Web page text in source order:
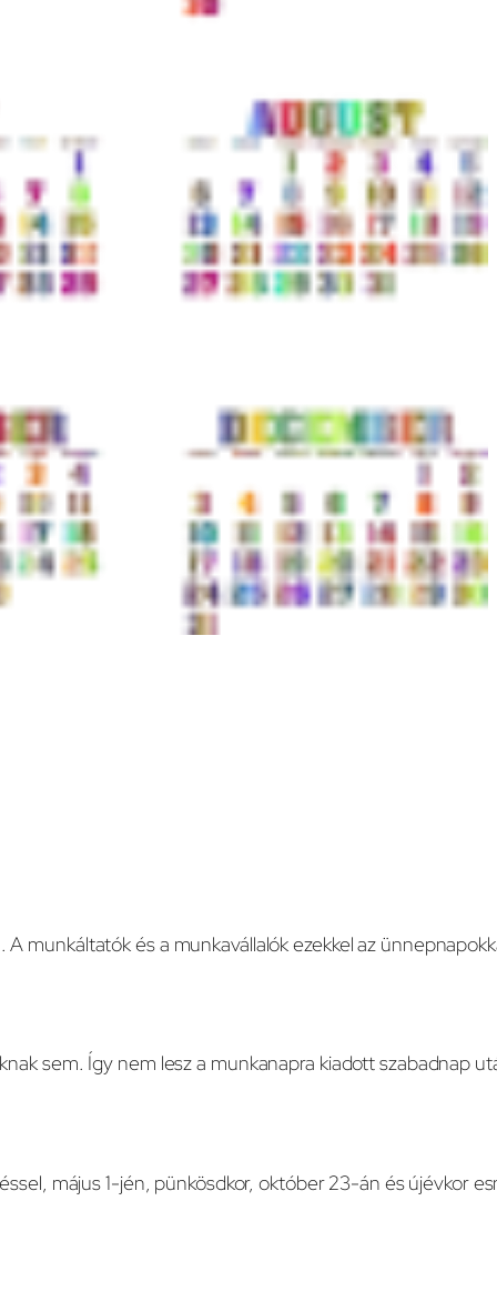
munkáltatók és a munkavállalók ezekkel az
sem. Így nem lesz a munkanapra kiadott szabadnap
május 1-jén, pünkösdkor, október 23-án és újévkor